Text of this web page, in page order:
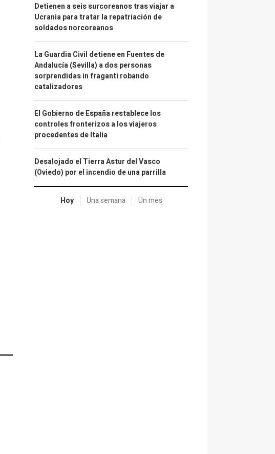
Detienen a seis surcoreanos tras viajar a
Ucrania para tratar la repatriación de
soldados norcoreanos
La Guardia Civil detiene en Fuentes de
Andalucía (Sevilla) a dos personas
sorprendidas in fraganti robando
catalizadores
El Gobierno de España restablece los
controles fronterizos a los viajeros
procedentes de Italia
Desalojado el Tierra Astur del Vasco
(Oviedo) por el incendio de una parrilla
Hoy Una semana Un mes